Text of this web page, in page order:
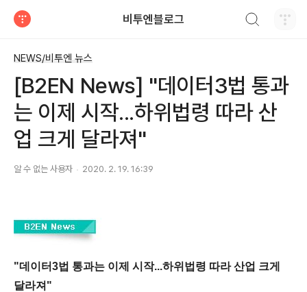
비투엔블로그
NEWS/비투엔 뉴스
[B2EN News] "데이터3법 통과
는 이제 시작...하위법령 따라 산
업 크게 달라져"
알 수 없는 사용자 2020. 2. 19. 16:39
"데이터3법 통과는 이제 시작...하위법령 따라 산업 크게
달라져"